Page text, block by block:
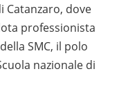
Catanzaro, dove
professionista
SMC, il polo
nazionale di